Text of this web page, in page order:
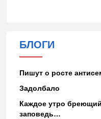
БЛОГИ
Пишут о росте
Задолбало
Каждое утро
заповедь…